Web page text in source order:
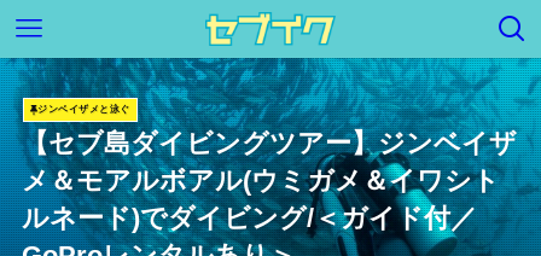
ジンベイザメと泳ぐ
【セブ島ダイビングツアー】ジンベイザ
メ＆モアルボアル(ウミガメ＆イワシト
ルネード)でダイビング/＜ガイド付／